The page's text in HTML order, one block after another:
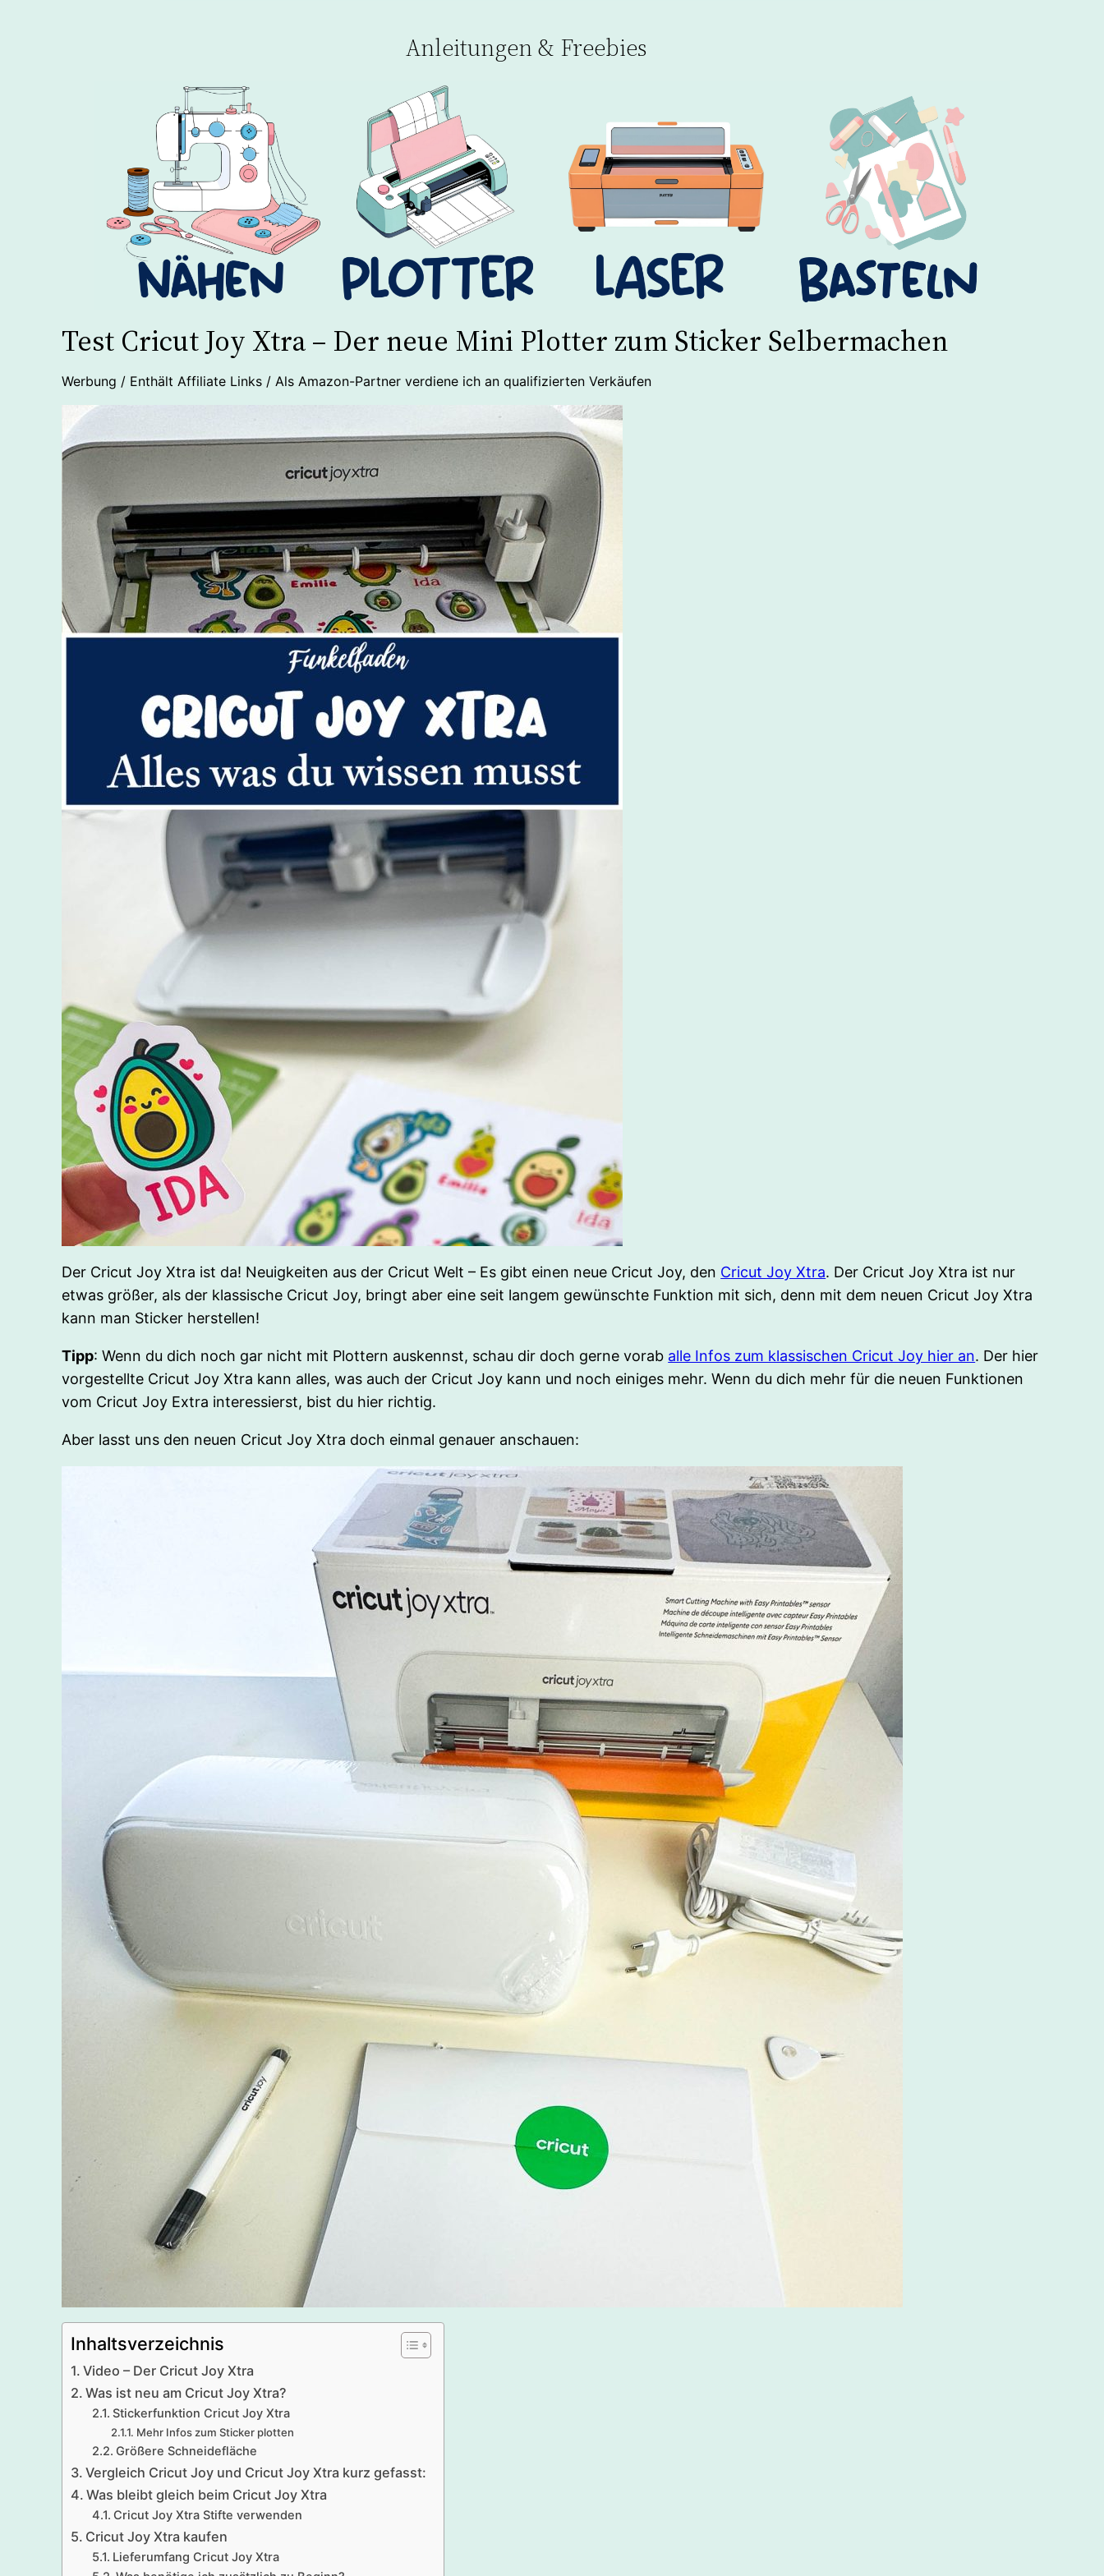
Anleitungen & Freebies
Test Cricut Joy Xtra – Der neue Mini Plotter zum Sticker Selbermachen
Werbung / Enthält Affiliate Links / Als Amazon-Partner verdiene ich an qualifizierten Verkäufen
Der Cricut Joy Xtra ist da! Neuigkeiten aus der Cricut Welt – Es gibt einen neue Cricut Joy, den Cricut Joy Xtra. Der Cricut Joy Xtra ist nur
etwas größer, als der klassische Cricut Joy, bringt aber eine seit langem gewünschte Funktion mit sich, denn mit dem neuen Cricut Joy Xtra
kann man Sticker herstellen!
Tipp: Wenn du dich noch gar nicht mit Plottern auskennst, schau dir doch gerne vorab alle Infos zum klassischen Cricut Joy hier an. Der hier
vorgestellte Cricut Joy Xtra kann alles, was auch der Cricut Joy kann und noch einiges mehr. Wenn du dich mehr für die neuen Funktionen
vom Cricut Joy Extra interessierst, bist du hier richtig.
Aber lasst uns den neuen Cricut Joy Xtra doch einmal genauer anschauen:
Inhaltsverzeichnis
Video – Der Cricut Joy Xtra
Was ist neu am Cricut Joy Xtra?
Stickerfunktion Cricut Joy Xtra
Mehr Infos zum Sticker plotten
Größere Schneidefläche
Vergleich Cricut Joy und Cricut Joy Xtra kurz gefasst:
Was bleibt gleich beim Cricut Joy Xtra
Cricut Joy Xtra Stifte verwenden
Cricut Joy Xtra kaufen
Lieferumfang Cricut Joy Xtra